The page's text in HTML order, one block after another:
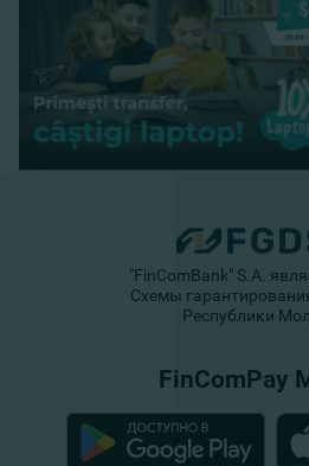
"FinComBank" S.A.
Схемы
Республики
FinComPay